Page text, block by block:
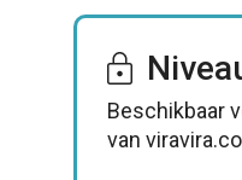
Beschikbaar
van